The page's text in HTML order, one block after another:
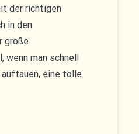
der richtigen
in den
große
wenn man schnell
auftauen, eine tolle